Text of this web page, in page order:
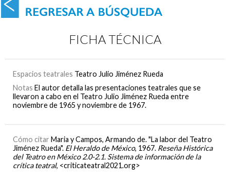
FICHA TÉCNICA
Espacios teatrales Teatro Julio Jiménez Rueda
Notas El autor detalla las presentaciones teatrales que se
llevaron a cabo en el Teatro Julio Jiménez Rueda entre
noviembre de 1965 y noviembre de 1967.
Cómo citar Maria y Campos, Armando de. "La labor del Teatro
Jiménez Rueda". El Heraldo de México, 1967. Reseña Histórica
del Teatro en México 2.0-2.1. Sistema de información de la
crítica teatral, <criticateatral2021.org>